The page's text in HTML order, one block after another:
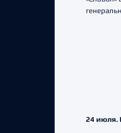
24 июля.